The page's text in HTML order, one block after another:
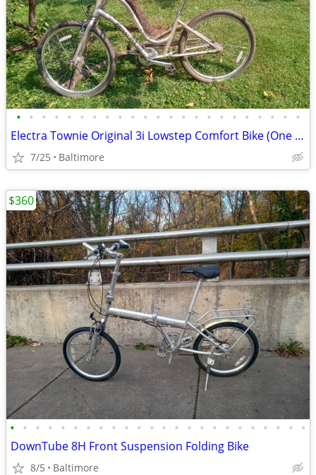
• • • • • • • • • • • • • • • • • • • • • • •
Electra Townie Original 3i Lowstep Comfort Bike (One Size Fit All)
7/25 Baltimore
• • • • • • • • • • • • • • • • • • • • • • • •
DownTube 8H Front Suspension Folding Bike
8/5 Baltimore
$360